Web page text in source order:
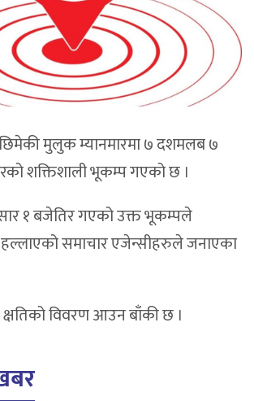
मुलुक म्यानमारमा ७ दशमलब ७
शक्तिशाली भूकम्प गएको छ ।
१ बजेतिर गएको उक्त भूकम्पले
हल्लाएको समाचार एजेन्सीहरुले जनाएका
विवरण आउन बाँकी छ ।